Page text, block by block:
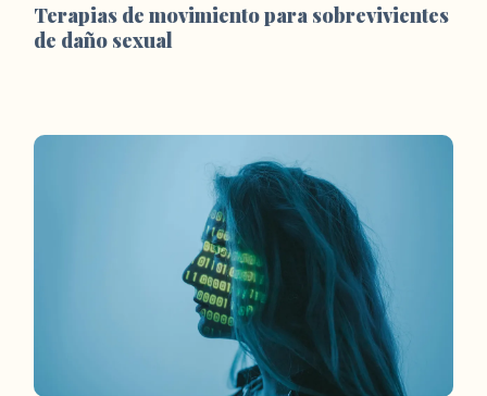
Terapias de movimiento para sobrevivientes
de daño sexual